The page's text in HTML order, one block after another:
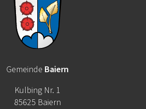
Gemeinde Baiern
Kulbing Nr. 1
85625 Baiern